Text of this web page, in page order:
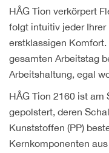
HÅG Tion verkörpert
folgt intuitiv jeder
erstklassigen
gesamten Arbeitstag
Arbeitshaltung, egal
HÅG Tion 2160 ist am
gepolstert, deren
Kunststoffen (PP)
Kernkomponenten